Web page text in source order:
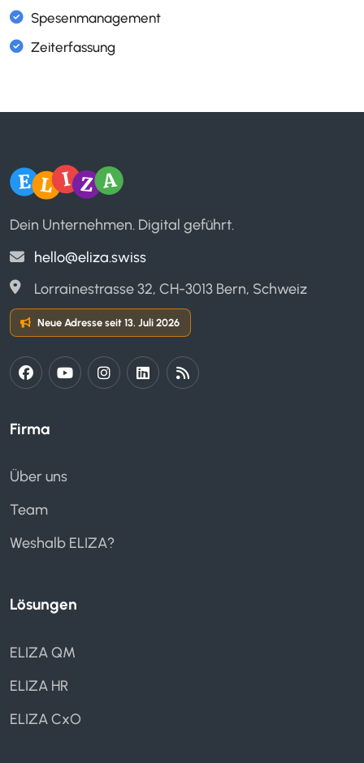
Meldekreise
Service Level Agreement (SLA)
Eigenes E-Learning
ELIZA Kurse (gratis)
Vertragsdokumente verwalten
Wiedervorlage
Absenzenmanagement
Zeiterfassung
Firma
Über uns
Team
Weshalb ELIZA?
Lösungen
ELIZA QM
ELIZA HR
ELIZA CxO
Dein Unternehmen. Digital geführt.
hello@eliza.swiss
Lorrainestrasse 32, CH-3013 Bern, Schweiz
Neue Adresse seit 13. Juli 2026